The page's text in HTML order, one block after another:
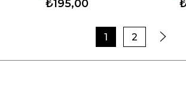
₺195,00
1 2